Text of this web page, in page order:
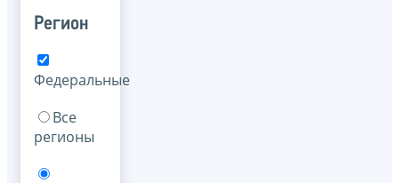
Регион
Федеральные
Все
регионы